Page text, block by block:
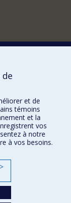
de
et de
témoins
et la
vos
à notre
à vos besoins.
>